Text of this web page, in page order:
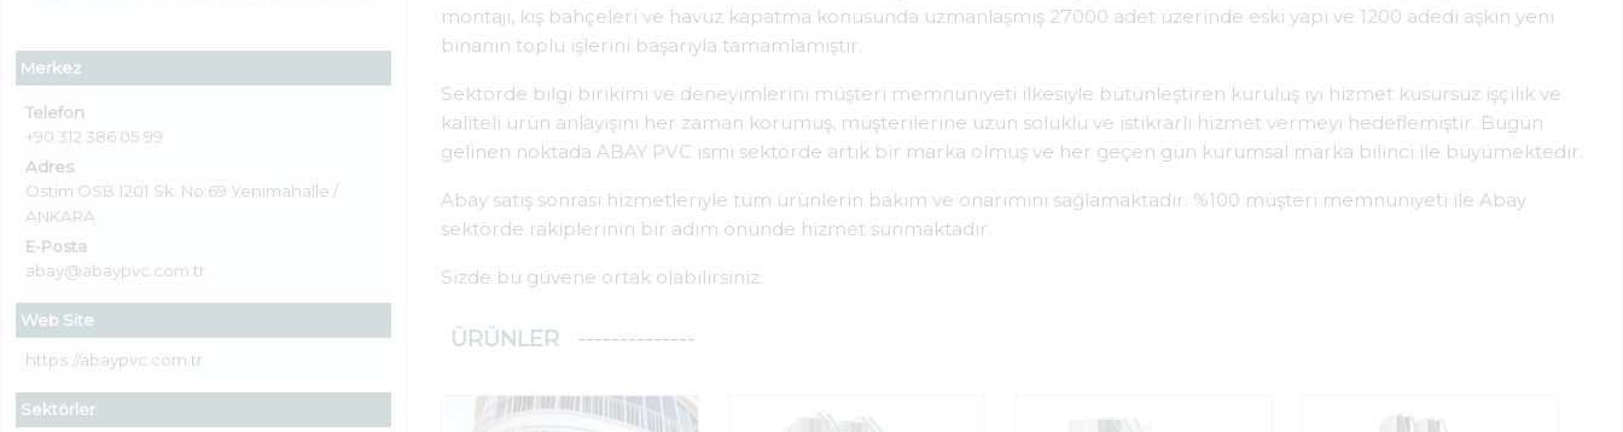
Merkez
Telefon
+90 312 386 05 99
Adres
Ostim OSB 1201 Sk. No:69 Yenimahalle /
ANKARA
E-Posta
abay@abaypvc.com.tr
Web Site
https://abaypvc.com.tr
Sektörler
montajı, kış bahçeleri ve havuz kapatma konusunda uzmanlaşmış 27000 adet üzerinde eski yapı ve 1200 adedi aşkın yeni
binanın toplu işlerini başarıyla tamamlamıştır.
Sektörde bilgi birikimi ve deneyimlerini müşteri memnuniyeti ilkesiyle bütünleştiren kuruluş iyi hizmet kusursuz işçilik ve
kaliteli ürün anlayışını her zaman korumuş, müşterilerine uzun soluklu ve istikrarlı hizmet vermeyi hedeflemiştir. Bugün
gelinen noktada ABAY PVC ismi sektörde artık bir marka olmuş ve her geçen gün kurumsal marka bilinci ile büyümektedir.
Abay satış sonrası hizmetleriyle tüm ürünlerin bakım ve onarımını sağlamaktadır. %100 müşteri memnuniyeti ile Abay
sektörde rakiplerinin bir adım önünde hizmet sunmaktadır.
Sizde bu güvene ortak olabilirsiniz.
ÜRÜNLER